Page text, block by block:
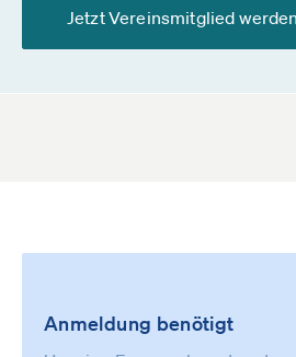
Jetzt Vereinsmitglied werden
Anmeldung benötigt